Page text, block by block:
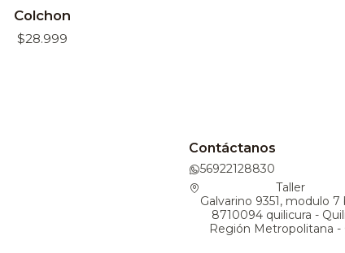
Colchon
$28.999
Contáctanos
56922128830
Taller
Galvarino 9351, modulo 7
8710094 quilicura -
Región Metropolitana -